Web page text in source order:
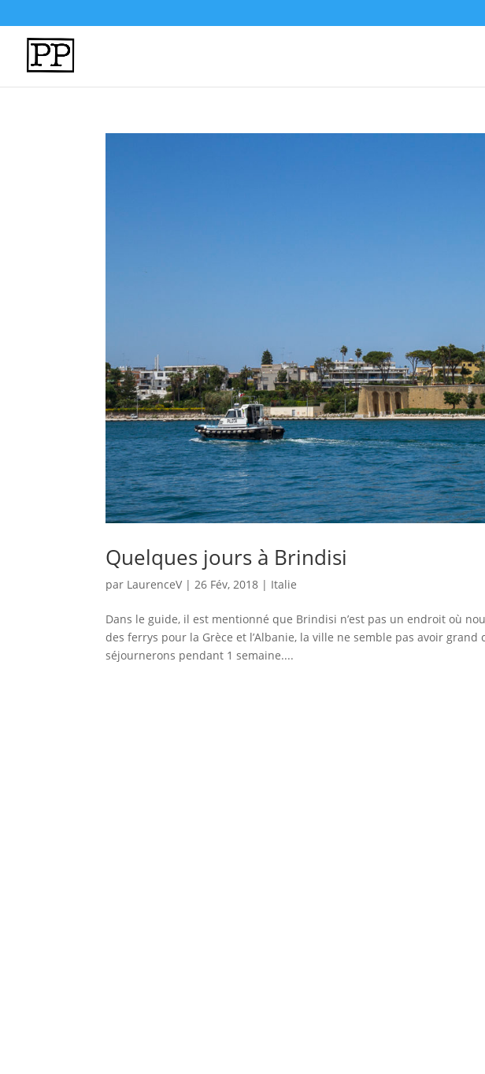
Quelques jours à Brindisi
par LaurenceV | 26 Fév, 2018 | Italie
Dans le guide, il est mentionné que Brindisi n’est pas un endroit où
des ferrys pour la Grèce et l’Albanie, la ville ne semble pas avoir grand
séjournerons pendant 1 semaine....